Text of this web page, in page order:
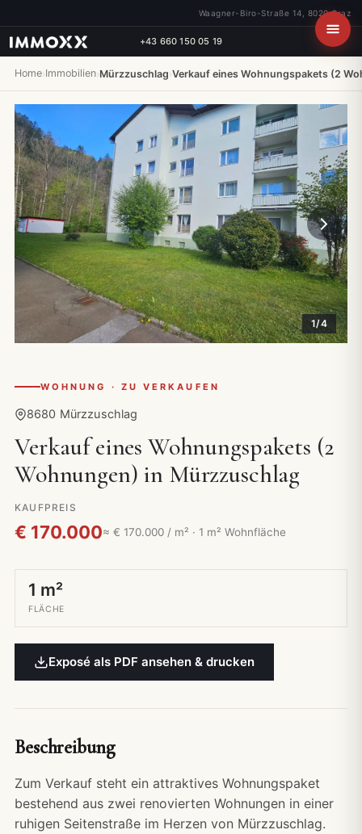
Waagner-Biro-Straße 14, 8020 Graz
+43 660 150 05 19
Home›Immobilien›Mürzzuschlag›Verkauf eines Wohnungspakets (2
1/4
WOHNUNG · ZU VERKAUFEN
8680 Mürzzuschlag
Verkauf eines Wohnungspakets (2
Wohnungen) in Mürzzuschlag
KAUFPREIS
€ 170.000≈ € 170.000 / m² · 1 m² Wohnfläche
1 m²
FLÄCHE
Exposé als PDF ansehen & drucken
Beschreibung
Zum Verkauf steht ein attraktives Wohnungspaket
bestehend aus zwei renovierten Wohnungen in einer
ruhigen Seitenstraße im Herzen von Mürzzuschlag.